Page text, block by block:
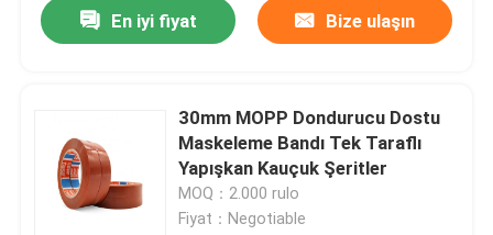
En iyi fiyat Bize ulaşın
30mm MOPP Dondurucu Dostu
Maskeleme Bandı Tek Taraflı
Yapışkan Kauçuk Şeritler
MOQ：2.000 rulo
Fiyat：Negotiable